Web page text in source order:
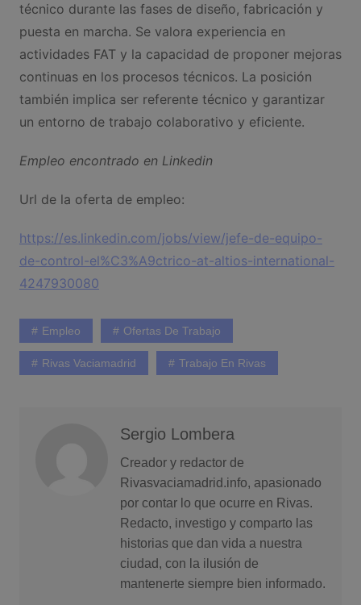
técnico durante las fases de diseño, fabricación y
puesta en marcha. Se valora experiencia en
actividades FAT y la capacidad de proponer mejoras
continuas en los procesos técnicos. La posición
también implica ser referente técnico y garantizar
un entorno de trabajo colaborativo y eficiente.
Empleo encontrado en Linkedin
Url de la oferta de empleo:
https://es.linkedin.com/jobs/view/jefe-de-equipo-
de-control-el%C3%A9ctrico-at-altios-international-
4247930080
Empleo Ofertas De Trabajo
Rivas Vaciamadrid Trabajo En Rivas
Sergio Lombera
Creador y redactor de
Rivasvaciamadrid.info, apasionado
por contar lo que ocurre en Rivas.
Redacto, investigo y comparto las
historias que dan vida a nuestra
ciudad, con la ilusión de
mantenerte siempre bien informado.